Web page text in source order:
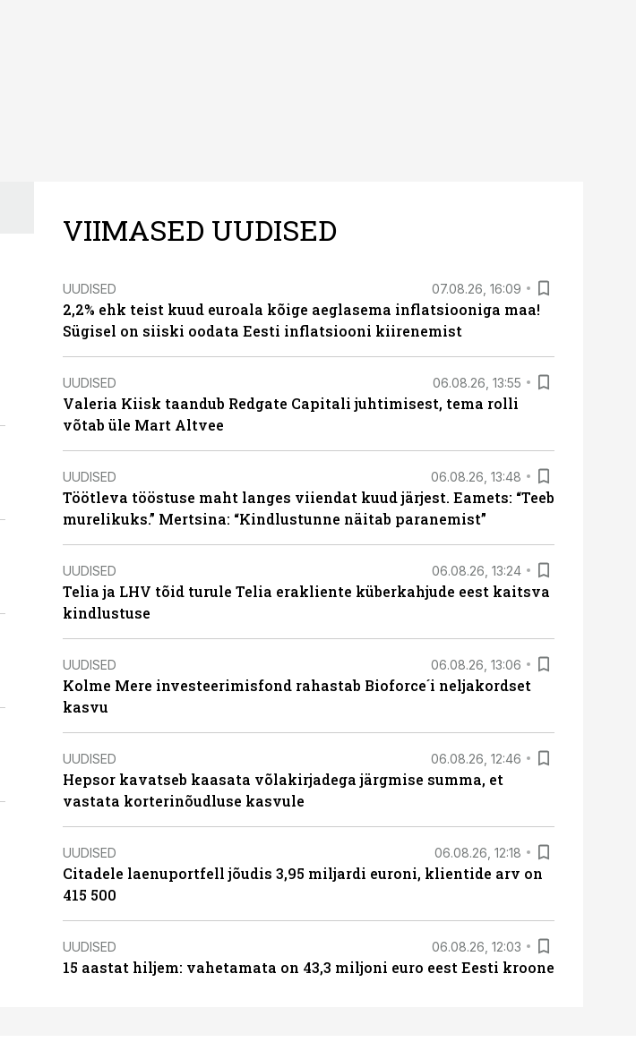
VIIMASED UUDISED
UUDISED 07.08.26, 16:09
2,2% ehk teist kuud euroala kõige aeglasema inflatsiooniga maa!
Sügisel on siiski oodata Eesti inflatsiooni kiirenemist
UUDISED 06.08.26, 13:55
Valeria Kiisk taandub Redgate Capitali juhtimisest, tema rolli
võtab üle Mart Altvee
UUDISED 06.08.26, 13:48
Töötleva tööstuse maht langes viiendat kuud järjest. Eamets: “Teeb
murelikuks.” Mertsina: “Kindlustunne näitab paranemist”
UUDISED 06.08.26, 13:24
Telia ja LHV tõid turule Telia erakliente küberkahjude eest kaitsva
kindlustuse
UUDISED 06.08.26, 13:06
Kolme Mere investeerimisfond rahastab Bioforce´i neljakordset
kasvu
UUDISED 06.08.26, 12:46
Hepsor kavatseb kaasata võlakirjadega järgmise summa, et
vastata korterinõudluse kasvule
UUDISED 06.08.26, 12:18
Citadele laenuportfell jõudis 3,95 miljardi euroni, klientide arv on
415 500
UUDISED 06.08.26, 12:03
15 aastat hiljem: vahetamata on 43,3 miljoni euro eest Eesti kroone